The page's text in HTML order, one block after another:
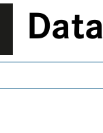
Data